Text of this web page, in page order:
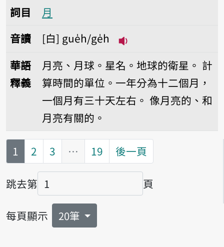
詞目
月
音讀
白 gue̍h/ge̍h
華語
釋義
月亮、月球。星名。地球的衛星。 計
算時間的單位。一年分為十二個月，
一個月有三十天左右。 像月亮的、和
月亮有關的。
第
1 2 3 … 19 後一頁
跳去第
頁碼
頁
每頁顯示 20筆